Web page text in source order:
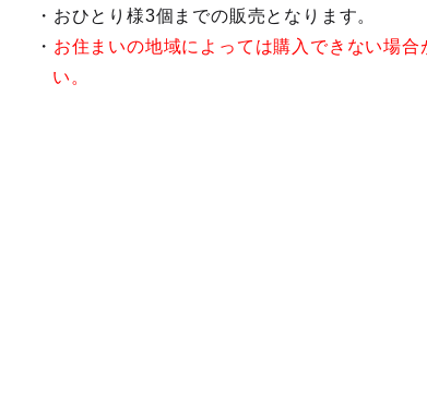
おひとり様3個までの販売となります。
お住まいの地域によっては購入できない場
い。